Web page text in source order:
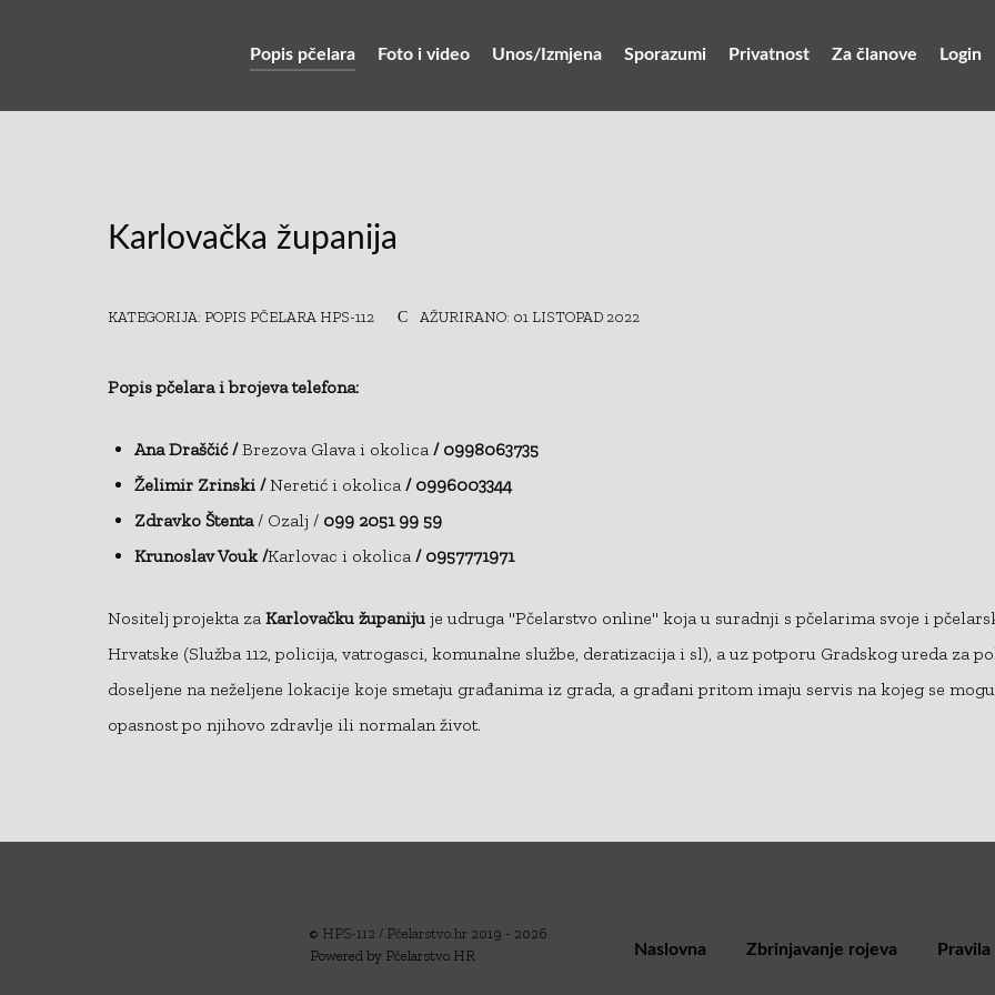
Popis pčelara Foto i video Unos/Izmjena Sporazumi Privatnost Za članove Login
Karlovačka županija
KATEGORIJA: POPIS PČELARA HPS-112 AŽURIRANO: 01 LISTOPAD 2022
Popis pčelara i brojeva telefona:
Ana Draščić /Brezova Glava i okolica / 0998063735
Želimir Zrinski /Neretić i okolica / 0996003344
Zdravko Štenta/ Ozalj / 099 2051 99 59
Krunoslav Vouk /Karlovac i okolica / 0957771971
Nositelj projekta za Karlovačku županiju je udruga "Pčelarstvo online" koja u suradnji s pčelarima svoje i
Hrvatske (Služba 112, policija, vatrogasci, komunalne službe, deratizacija i sl), a uz potporu Gradskog ureda za
doseljene na neželjene lokacije koje smetaju građanima iz grada, a građani pritom imaju servis na kojeg se
opasnost po njihovo zdravlje ili normalan život.
© HPS-112 / Pčelarstvo.hr 2019 - 2026
Powered by Pčelarstvo.HR
Naslovna Zbrinjavanje rojeva